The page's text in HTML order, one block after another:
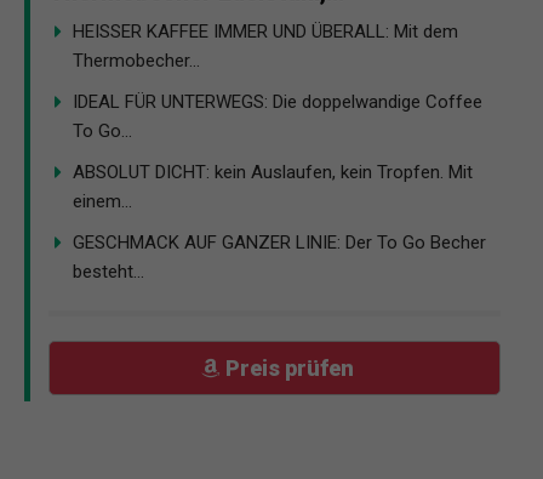
HEISSER KAFFEE IMMER UND ÜBERALL: Mit dem
Thermobecher...
IDEAL FÜR UNTERWEGS: Die doppelwandige Coffee
To Go...
ABSOLUT DICHT: kein Auslaufen, kein Tropfen. Mit
einem...
GESCHMACK AUF GANZER LINIE: Der To Go Becher
besteht...
Preis prüfen